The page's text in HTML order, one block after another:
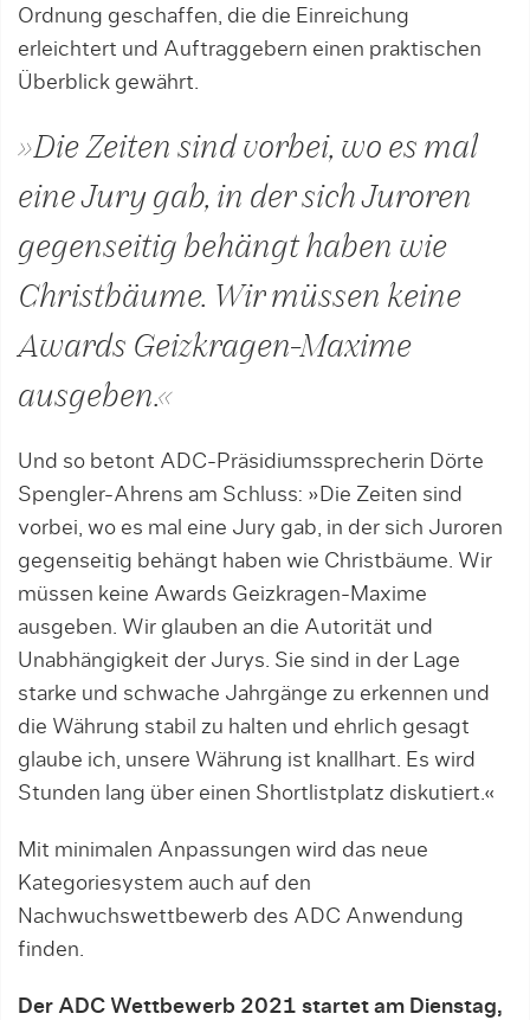
Ordnung geschaffen, die die Einreichung
erleichtert und Auftraggebern einen praktischen
Überblick gewährt.
»Die Zeiten sind vorbei, wo es mal
eine Jury gab, in der sich Juroren
gegenseitig behängt haben wie
Christbäume. Wir müssen keine
Awards Geizkragen-Maxime
ausgeben.«
Und so betont ADC- Präsidiumssprecherin Dörte
Spengler-Ahrens am Schluss: »Die Zeiten sind
vorbei, wo es mal eine Jury gab, in der sich Juroren
gegenseitig behängt haben wie Christbäume. Wir
müssen keine Awards Geizkragen-Maxime
ausgeben. Wir glauben an die Autorität und
Unabhängigkeit der Jurys. Sie sind in der Lage
starke und schwache Jahrgänge zu erkennen und
die Währung stabil zu halten und ehrlich gesagt
glaube ich, unsere Währung ist knallhart. Es wird
Stunden lang über einen Shortlistplatz diskutiert.«
Mit minimalen Anpassungen wird das neue
Kategoriesystem auch auf den
Nachwuchswettbewerb des ADC Anwendung
finden.
Der ADC Wettbewerb 2021 startet am Dienstag,